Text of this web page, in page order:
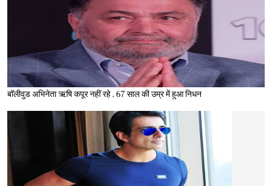
बॉलीवुड अभिनेता ऋषि कपूर नहीं रहे , 67 साल की उम्र में हुआ निधन